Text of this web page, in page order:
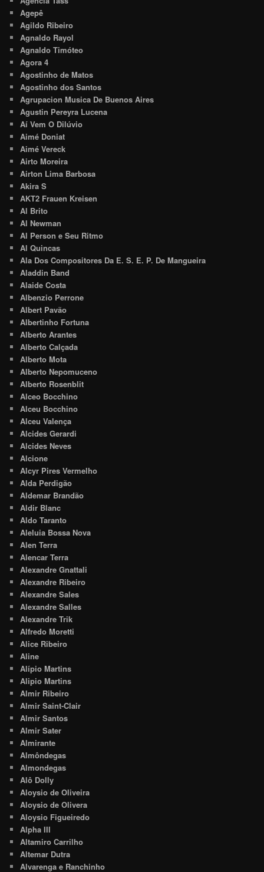
Agepê
Agildo Ribeiro
Agnaldo Rayol
Agnaldo Timóteo
Agora 4
Agostinho de Matos
Agostinho dos Santos
Agrupacion Musica De Buenos Aires
Agustin Pereyra Lucena
Aí Vem O Dilúvio
Aimé Doniat
Aimé Vereck
Airto Moreira
Airton Lima Barbosa
Akira S
AKT2 Frauen Kreisen
Al Brito
Al Newman
Al Person e Seu Ritmo
Al Quincas
Ala Dos Compositores Da E. S. E. P. De Mangueira
Aladdin Band
Alaide Costa
Albenzio Perrone
Albert Pavão
Albertinho Fortuna
Alberto Arantes
Alberto Calçada
Alberto Mota
Alberto Nepomuceno
Alberto Rosenblit
Alceo Bocchino
Alceu Bocchino
Alceu Valença
Alcides Gerardi
Alcides Neves
Alcione
Alcyr Pires Vermelho
Alda Perdigão
Aldemar Brandão
Aldir Blanc
Aldo Taranto
Aleluia Bossa Nova
Alen Terra
Alencar Terra
Alexandre Gnattali
Alexandre Ribeiro
Alexandre Sales
Alexandre Salles
Alexandre Trik
Alfredo Moretti
Alice Ribeiro
Aline
Alípio Martins
Alipio Martins
Almir Ribeiro
Almir Saint-Clair
Almir Santos
Almir Sater
Almirante
Almôndegas
Almondegas
Alô Dolly
Aloysio de Oliveira
Aloysio de Olivera
Aloysio Figueiredo
Alpha III
Altamiro Carrilho
Altemar Dutra
Alvarenga e Ranchinho